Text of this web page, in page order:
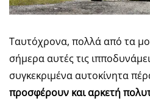
Ταυτόχρονα, πολλά από τα
σήμερα αυτές τις
συγκεκριμένα αυτοκίνητα
προσφέρουν και αρκετή